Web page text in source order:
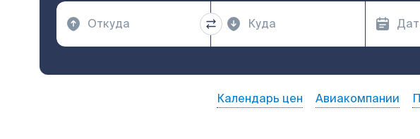
Календарь цен Авиакомпании